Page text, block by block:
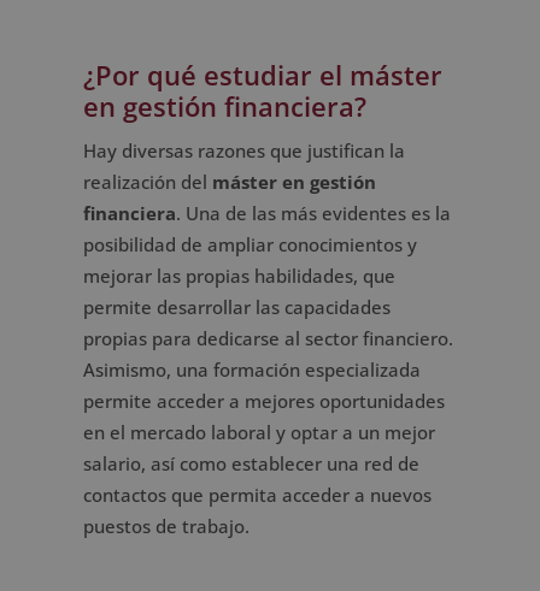
¿Por qué estudiar el máster
en gestión financiera?
Hay diversas razones que justifican la
realización del máster en gestión
financiera. Una de las más evidentes es la
posibilidad de ampliar conocimientos y
mejorar las propias habilidades, que
permite desarrollar las capacidades
propias para dedicarse al sector financiero.
Asimismo, una formación especializada
permite acceder a mejores oportunidades
en el mercado laboral y optar a un mejor
salario, así como establecer una red de
contactos que permita acceder a nuevos
puestos de trabajo.